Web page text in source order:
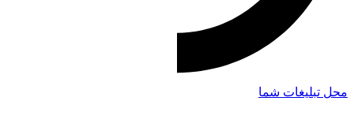
محل تبلیغات شما